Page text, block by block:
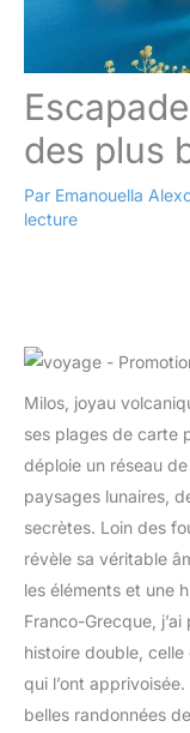
des plus
Par Emanouella
lecture
Milos, joyau
ses plages de carte
déploie un réseau
paysages lunaires,
secrètes. Loin des
révèle sa véritable
les éléments et une
Franco-Grecque,
histoire double,
qui l’ont
belles randonnées